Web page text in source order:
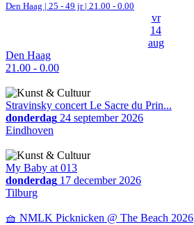
Den Haag | 25 - 49 jr | 21.00 - 0.00
vr
14
aug
Den Haag
21.00 - 0.00
Stravinsky concert Le Sacre du Prin...
donderdag 24 september 2026
Eindhoven
My Baby at 013
donderdag 17 december 2026
Tilburg
🧺 NMLK Picknicken @ The Beach 2026